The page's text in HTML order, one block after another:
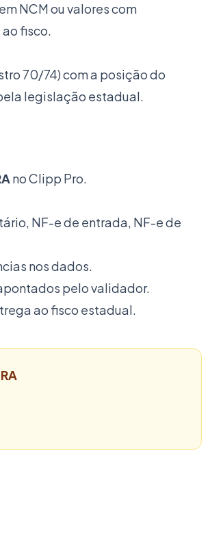
NCM ou valores com
fisco.
70/74) com a posição do
legislação estadual.
no Clipp Pro.
NF-e de entrada, NF-e de
nos dados.
pelo validador.
ao fisco estadual.